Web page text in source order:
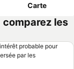
Carte
les
probable pour
par les